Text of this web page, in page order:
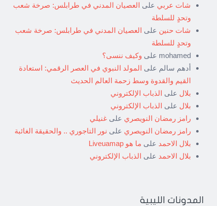
شات عربي على العصيان المدني في طرابلس: صرخة شعب
وتحدٍ للسلطة
شات حنين على العصيان المدني في طرابلس: صرخة شعب
وتحدٍ للسلطة
mohamed على وكيف ننسى؟
أدهم سالم على المولد النبوي في العصر الرقمي: استعادة
القيم والقدوة وسط زحمة العالم الحديث
بلال على الذباب الإلكتروني
بلال على الذباب الإلكتروني
رامز رمضان النويصري على غنيلي
رامز رمضان النويصري على نور التاجوري .. والحقيقة الغائبة
بلال الاحمد على ما هو Liveuamap
بلال الاحمد على الذباب الإلكتروني
المدونات الليبية